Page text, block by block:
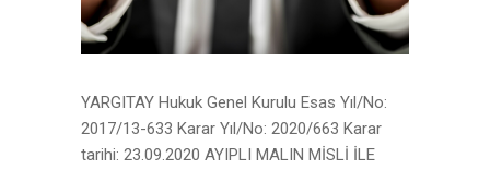
YARGITAY Hukuk Genel Kurulu Esas Yıl/No:
2017/13-633 Karar Yıl/No: 2020/663 Karar
tarihi: 23.09.2020 AYIPLI MALIN MİSLİ İLE